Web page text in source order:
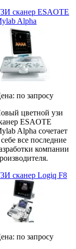
сканер ESAOTE
Alpha
по запросу
цветной узи
ESAOTE
Alpha сочетает
все последние
компании
сканер Logiq F8
по запросу